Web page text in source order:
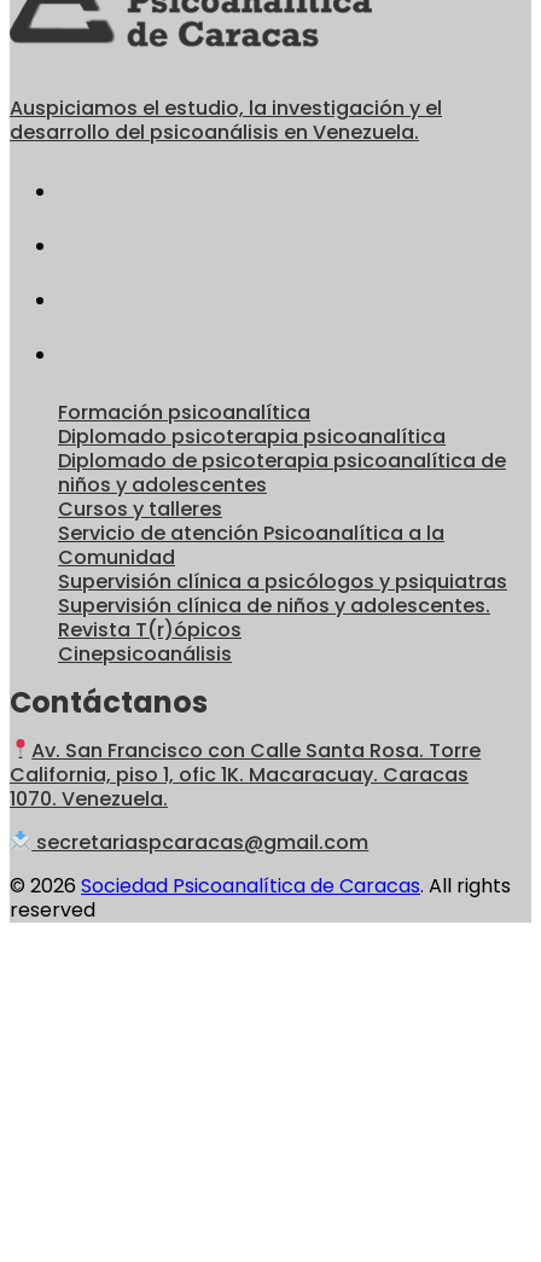
Auspiciamos el estudio, la investigación y el
desarrollo del psicoanálisis en Venezuela.
Formación psicoanalítica
Diplomado psicoterapia psicoanalítica
Diplomado de psicoterapia psicoanalítica de
niños y adolescentes
Cursos y talleres
Servicio de atención Psicoanalítica a la
Comunidad
Supervisión clínica a psicólogos y psiquiatras
Supervisión clínica de niños y adolescentes.
Revista T(r)ópicos
Cinepsicoanálisis
Contáctanos
Av. San Francisco con Calle Santa Rosa. Torre
California, piso 1, ofic 1K. Macaracuay. Caracas
1070. Venezuela.
secretariaspcaracas@gmail.com
© 2026 Sociedad Psicoanalítica de Caracas. All rights
reserved